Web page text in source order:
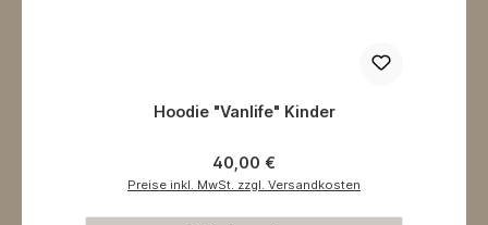
Hoodie "Vanlife" Kinder
Regulärer Preis:
40,00 €
Preise inkl. MwSt. zzgl. Versandkosten